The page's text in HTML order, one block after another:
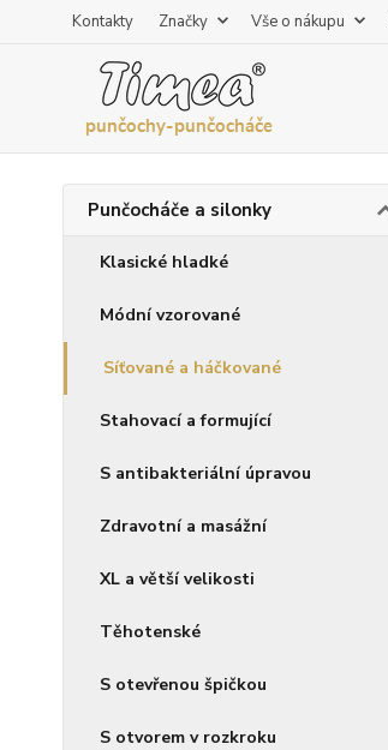
Kontakty Značky Vše o nákupu
Punčocháče a silonky
Klasické hladké
Módní vzorované
Síťované a háčkované
Stahovací a formující
S antibakteriální úpravou
Zdravotní a masážní
XL a větší velikosti
Těhotenské
S otevřenou špičkou
S otvorem v rozkroku